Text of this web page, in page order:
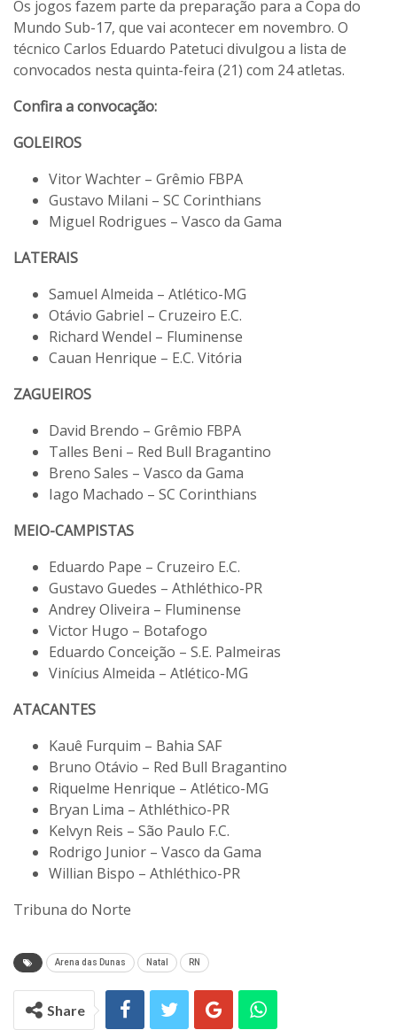
Os jogos fazem parte da preparação para a Copa do
Mundo Sub-17, que vai acontecer em novembro. O
técnico Carlos Eduardo Patetuci divulgou a lista de
convocados nesta quinta-feira (21) com 24 atletas.
Confira a convocação:
GOLEIROS
Vitor Wachter – Grêmio FBPA
Gustavo Milani – SC Corinthians
Miguel Rodrigues – Vasco da Gama
LATERAIS
Samuel Almeida – Atlético-MG
Otávio Gabriel – Cruzeiro E.C.
Richard Wendel – Fluminense
Cauan Henrique – E.C. Vitória
ZAGUEIROS
David Brendo – Grêmio FBPA
Talles Beni – Red Bull Bragantino
Breno Sales – Vasco da Gama
Iago Machado – SC Corinthians
MEIO-CAMPISTAS
Eduardo Pape – Cruzeiro E.C.
Gustavo Guedes – Athléthico-PR
Andrey Oliveira – Fluminense
Victor Hugo – Botafogo
Eduardo Conceição – S.E. Palmeiras
Vinícius Almeida – Atlético-MG
ATACANTES
Kauê Furquim – Bahia SAF
Bruno Otávio – Red Bull Bragantino
Riquelme Henrique – Atlético-MG
Bryan Lima – Athléthico-PR
Kelvyn Reis – São Paulo F.C.
Rodrigo Junior – Vasco da Gama
Willian Bispo – Athléthico-PR
Tribuna do Norte
Arena das Dunas Natal RN
Share